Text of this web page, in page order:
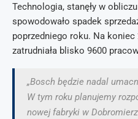
Technologia, stanęły w
spowodowało spadek
poprzedniego roku. Na koniec
zatrudniała blisko 9600
„Bosch będzie nadal
W tym roku planujemy
nowej fabryki w